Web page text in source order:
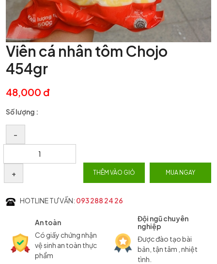
Viên cá nhân tôm Chojo
454gr
48,000 đ
Số lượng :
–
+ THÊM VÀO GIỎ MUA NGAY
HOTLINE TƯ VẤN: 093 288 24 26
An toàn
Có giấy chứng nhận
vệ sinh an toàn thực
phẩm
Đội ngũ chuyên
nghiệp
Được đào tạo bài
bản, tận tâm , nhiệt
tình.